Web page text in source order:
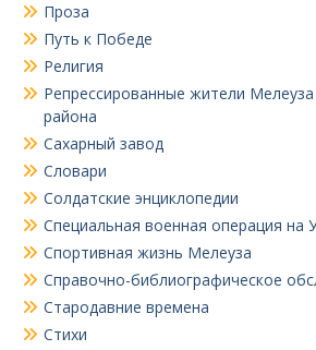
Проза
Путь к Победе
Религия
Репрессированные жители
района
Сахарный завод
Словари
Солдатские энциклопедии
Специальная военная операция на
Спортивная жизнь Мелеуза
Справочно-библиографическое
Стародавние времена
Стихи